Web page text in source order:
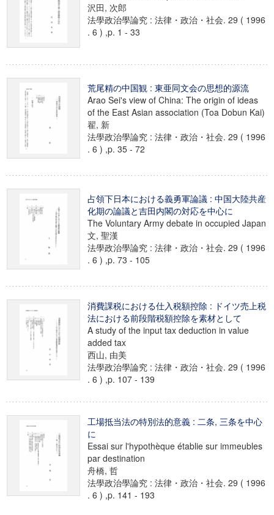
沢田, 次郎
法學政治學論究 : 法律・政治・社会. 29 ( 1996
. 6 ) ,p. 1 - 33
荒尾精の中国観 : 東亜同文会の思想的源流
Arao Sei's view of China: The origin of ideas
of the East Asian association (Toa Dobun Kai)
翟, 新
法學政治學論究 : 法律・政治・社会. 29 ( 1996
. 6 ) ,p. 35 - 72
占領下日本における義勇軍論議 : 中国大陸共産
化期の論議と吉田内閣の対応を中心に
The Voluntary Army debate in occupied Japan
文, 聖漢
法學政治學論究 : 法律・政治・社会. 29 ( 1996
. 6 ) ,p. 73 - 105
消費課税における仕入税額控除 : ドイツ売上税
法における前段階税額控除を素材として
A study of the input tax deduction in value
added tax
西山, 由美
法學政治學論究 : 法律・政治・社会. 29 ( 1996
. 6 ) ,p. 107 - 139
工場抵当法の特別法的意義 : 二条, 三条を中心
に
Essai sur l'hypothèque établie sur immeubles
par destination
舟橋, 哲
法學政治學論究 : 法律・政治・社会. 29 ( 1996
. 6 ) ,p. 141 - 193